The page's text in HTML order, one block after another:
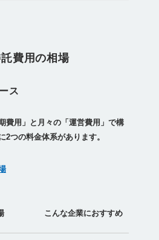
費用の相場
ス
費用」と月々の「運営費用」で構
つの料金体系があります。
こんな企業におすすめ